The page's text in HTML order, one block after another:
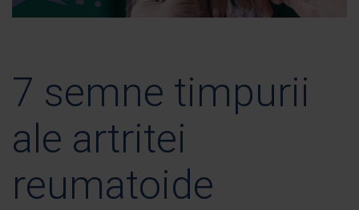
7 semne timpurii
ale artritei
reumatoide